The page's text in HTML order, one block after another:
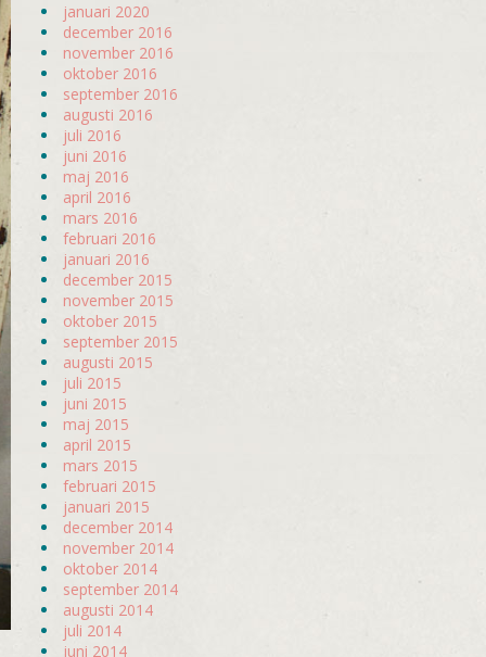
januari 2020
december 2016
november 2016
oktober 2016
september 2016
augusti 2016
juli 2016
juni 2016
maj 2016
april 2016
mars 2016
februari 2016
januari 2016
december 2015
november 2015
oktober 2015
september 2015
augusti 2015
juli 2015
juni 2015
maj 2015
april 2015
mars 2015
februari 2015
januari 2015
december 2014
november 2014
oktober 2014
september 2014
augusti 2014
juli 2014
juni 2014